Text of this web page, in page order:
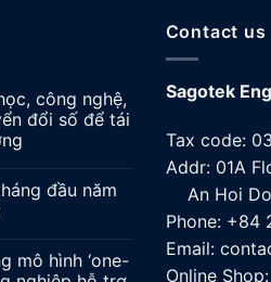
công nghệ,
đổi số để tái
đầu năm
mô hình ‘one-
Contact us
Sagotek
Tax code:
Addr: 01A
An Hoi
Phone: +84
Email:
Online